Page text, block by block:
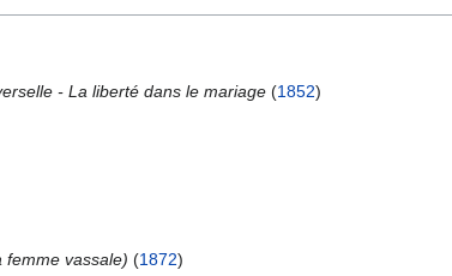
- La liberté dans le mariage (1852)
femme vassale) (1872)